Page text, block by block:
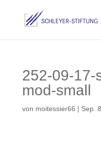
252-09-17-
mod-small
von moitessier66 | Sep.